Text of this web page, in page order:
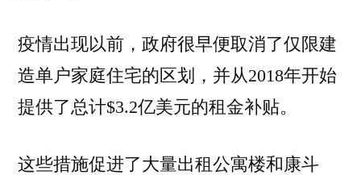
疫情出现以前，政府很早便取消了仅限建
造单户家庭住宅的区划，并从2018年开始
提供了总计$3.2亿美元的租金补贴。
这些措施促进了大量出租公寓楼和康斗